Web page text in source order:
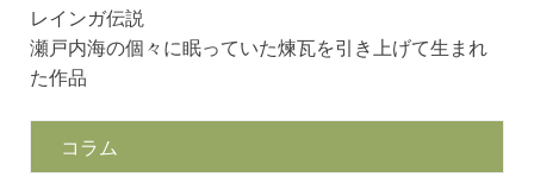
レインガ伝説
瀬戸内海の個々に眠っていた煉瓦を引き上げて生まれ
た作品
コラム